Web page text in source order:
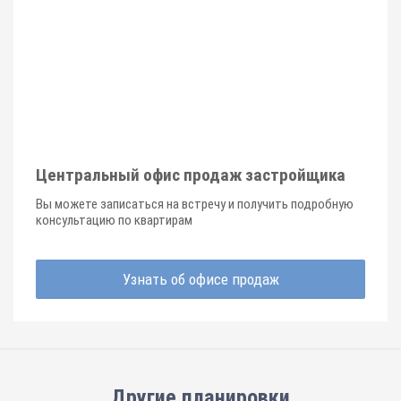
Центральный офис продаж застройщика
Вы можете записаться на встречу и получить подробную
консультацию по квартирам
Узнать об офисе продаж